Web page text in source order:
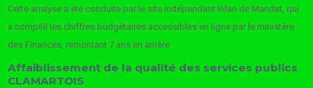
Cette analyse a été conduite par le site indépendant Bilan de Mandat, qui
a compilé les chiffres budgétaires accessibles en ligne par le ministère
des Finances, remontant 7 ans en arrière
Affaiblissement de la qualité des services publics
CLAMARTOIS